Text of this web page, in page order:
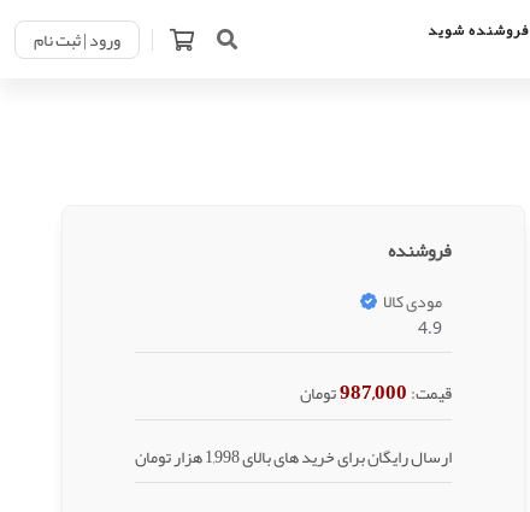
فروشنده شوید ورود | ثبت نام
فروشنده
مودی کالا
4.9
قیمت:
تومان
ارسال رایگان برای خرید های بالای 1,998 هزار تومان